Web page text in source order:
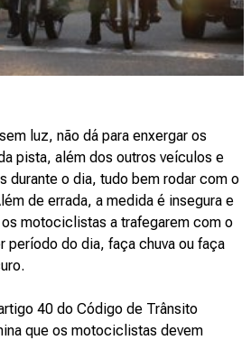
luz, não dá para enxergar os
pista, além dos outros veículos e
durante o dia, tudo bem rodar com o
de errada, a medida é insegura e
motociclistas a trafegarem com o
período do dia, faça chuva ou faça
40 do Código de Trânsito
que os motociclistas devem